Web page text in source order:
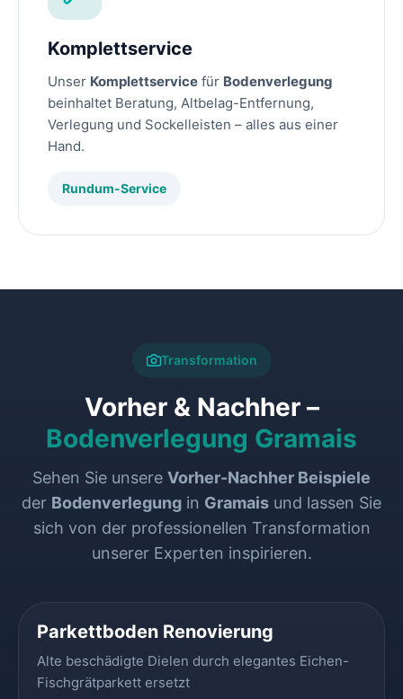
Komplettservice
Unser Komplettservice für Bodenverlegung
beinhaltet Beratung, Altbelag-Entfernung,
Verlegung und Sockelleisten – alles aus einer
Hand.
Rundum-Service
Transformation
Vorher & Nachher –
Bodenverlegung Gramais
Sehen Sie unsere Vorher-Nachher Beispiele
der Bodenverlegung in Gramais und lassen Sie
sich von der professionellen Transformation
unserer Experten inspirieren.
Parkettboden Renovierung
Alte beschädigte Dielen durch elegantes Eichen-
Fischgrätparkett ersetzt